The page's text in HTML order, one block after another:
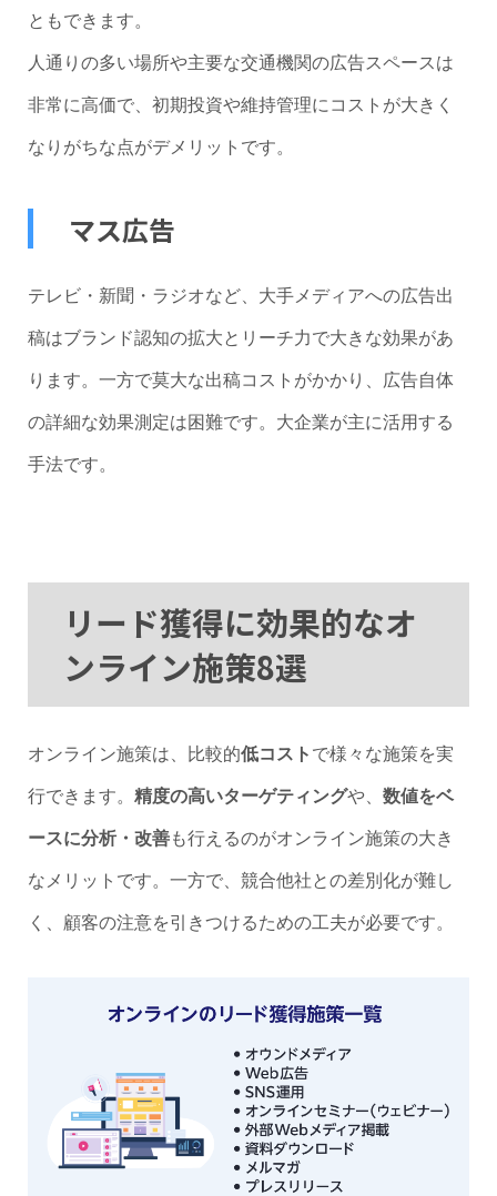
ともできます。
人通りの多い場所や主要な交通機関の広告スペースは
非常に高価で、初期投資や維持管理にコストが大きく
なりがちな点がデメリットです。
マス広告
テレビ・新聞・ラジオなど、大手メディアへの広告出
稿はブランド認知の拡大とリーチ力で大きな効果があ
ります。一方で莫大な出稿コストがかかり、広告自体
の詳細な効果測定は困難です。大企業が主に活用する
手法です。
リード獲得に効果的なオ
ンライン施策8選
オンライン施策は、比較的低コスト で様々な施策を実
行できます。 精度の高いターゲティングや、 数値をベ
ースに分析・改善も行えるのがオンライン施策の大き
なメリットです。一方で、競合他社との差別化が難し
く、顧客の注意を引きつけるための工夫が必要です。